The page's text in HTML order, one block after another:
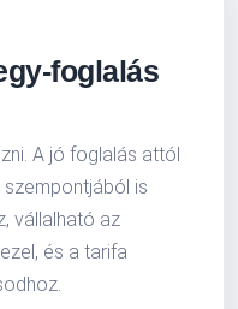
foglalás
A jó foglalás attól
szempontjából is
vállalható az
és a tarifa